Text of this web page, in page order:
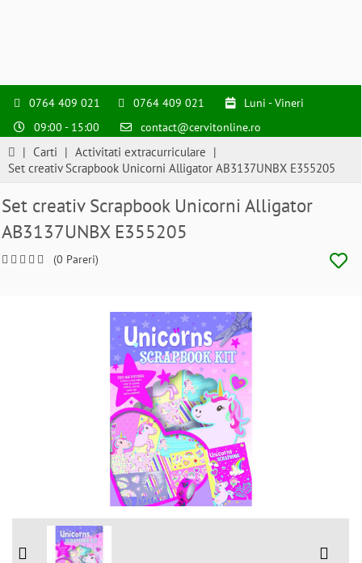
0764 409 021 0764 409 021
Luni - Vineri
09:00 - 15:00
contact@cervitonline.ro
| Carti | Activitati extracurriculare |
Set creativ Scrapbook Unicorni Alligator AB3137UNBX E355205
Set creativ Scrapbook Unicorni Alligator
AB3137UNBX E355205
(0 Pareri)